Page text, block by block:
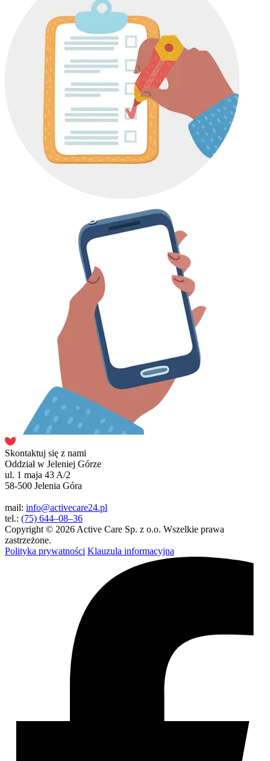
Skontaktuj się z nami
Oddział w Jeleniej Górze
ul. 1 maja 43 A/2
58-500 Jelenia Góra
mail: info@activecare24.pl
tel.: (75) 644–08–36
Copyright © 2026 Active Care Sp. z o.o. Wszelkie prawa
zastrzeżone.
Polityka prywatności Klauzula informacyjna